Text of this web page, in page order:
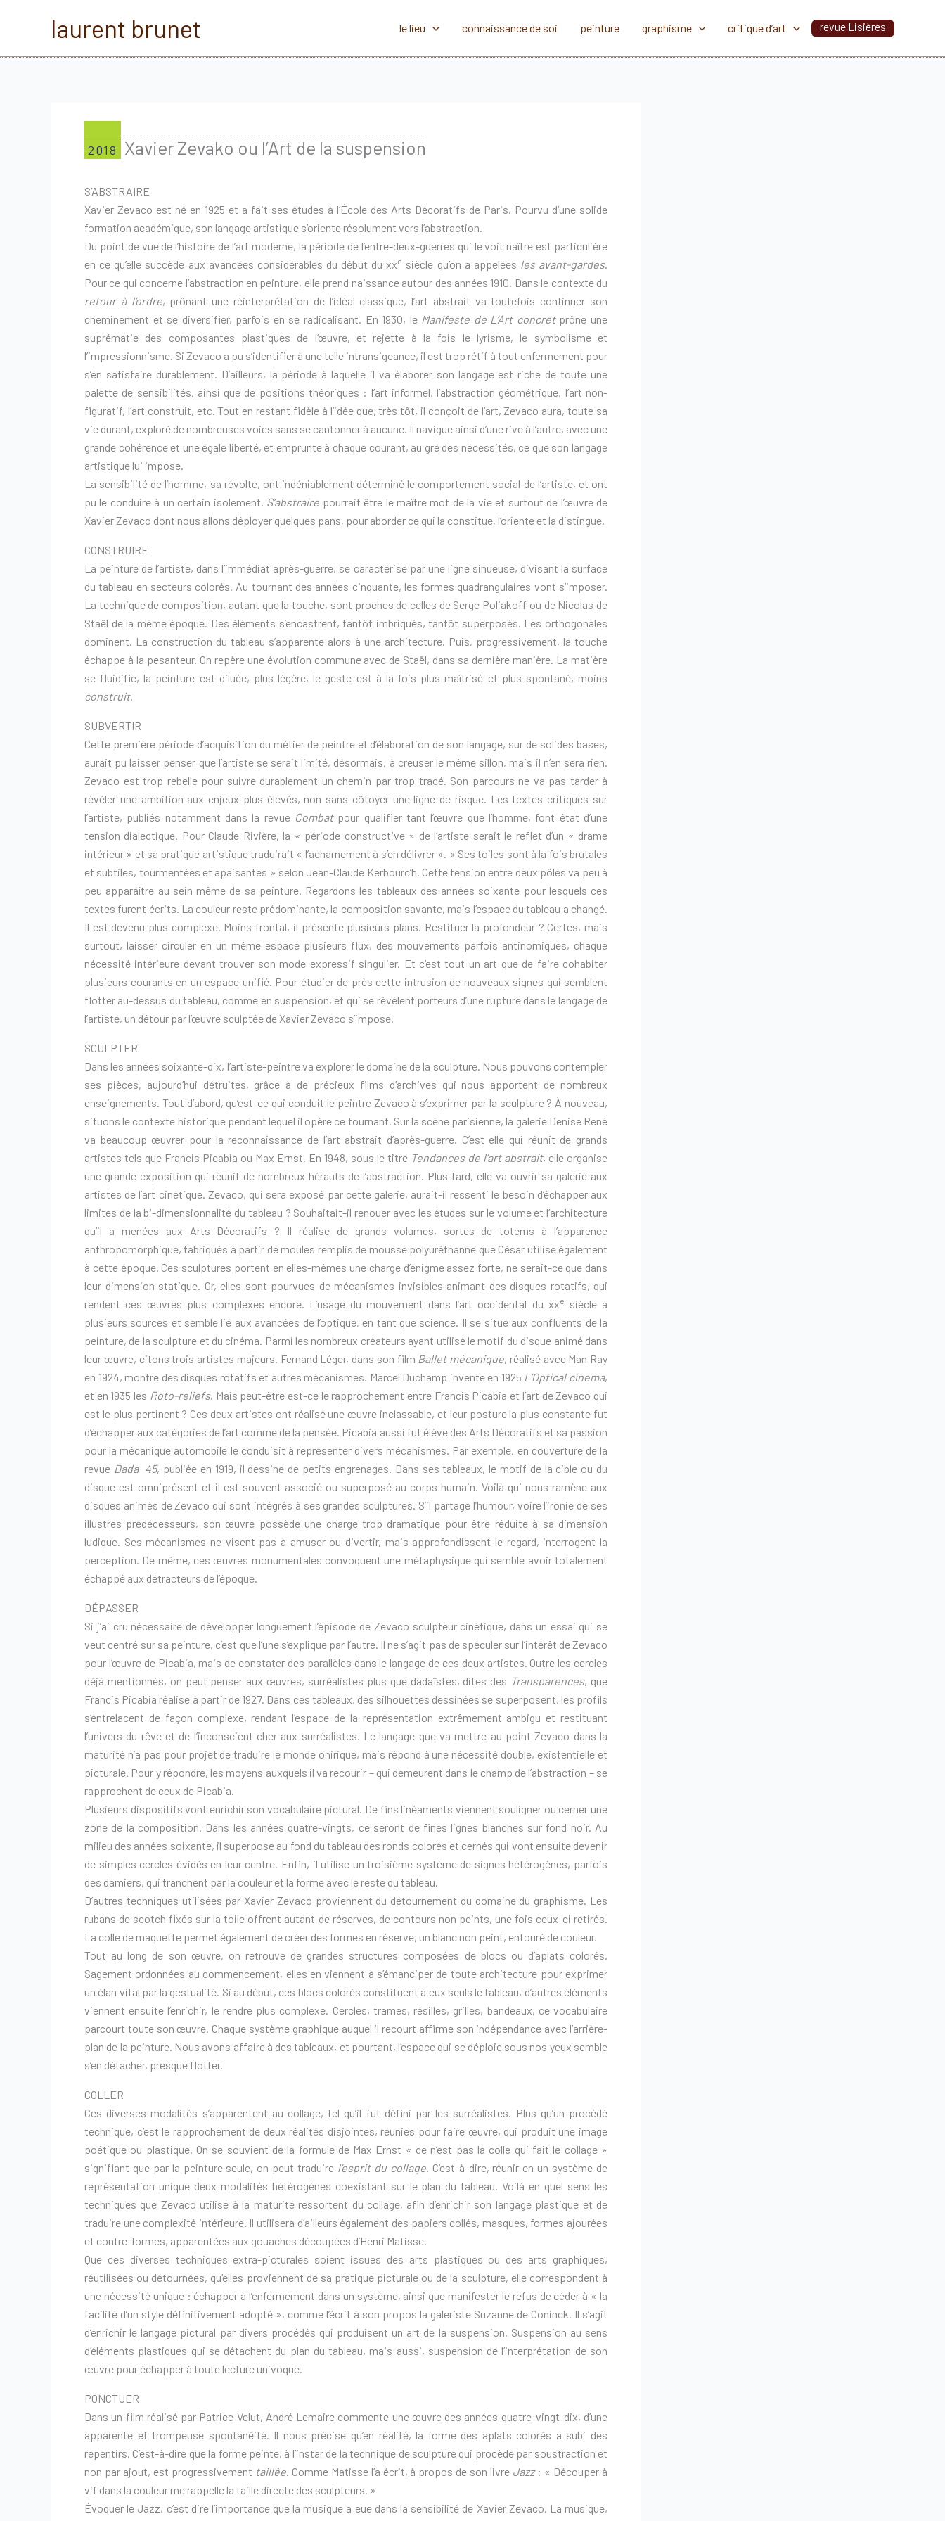
laurent brunet le lieu connaissance de soi peinture graphisme critique d’art revue Lisières
2018 Xavier Zevako ou l’Art de la suspension
S’ABSTRAIRE
Xavier Zevaco est né en 1925 et a fait ses études à l’École des Arts Décoratifs de Paris. Pourvu d’une solide
formation académique, son langage artistique s’oriente résolument vers l’abstraction.
Du point de vue de l’histoire de l’art moderne, la période de l’entre-deux-guerres qui le voit naître est particulière
en ce qu’elle succède aux avancées considérables du début du xxe siècle qu’on a appelées les avant-gardes.
Pour ce qui concerne l’abstraction en peinture, elle prend naissance autour des années 1910. Dans le contexte du
retour à l’ordre, prônant une réinterprétation de l’idéal classique, l’art abstrait va toutefois continuer son
cheminement et se diversifier, parfois en se radicalisant. En 1930, leManifeste de L’Art concretprône une
suprématie des composantes plastiques de l’œuvre, et rejette à la fois le lyrisme, le symbolisme et
l’impressionnisme. Si Zevaco a pu s’identifier à une telle intransigeance, il est trop rétif à tout enfermement pour
s’en satisfaire durablement. D’ailleurs, la période à laquelle il va élaborer son langage est riche de toute une
palette de sensibilités, ainsi que de positions théoriques : l’art informel, l’abstraction géométrique, l’art non-
figuratif, l’art construit, etc. Tout en restant fidèle à l’idée que, très tôt, il conçoit de l’art, Zevaco aura, toute sa
vie durant, exploré de nombreuses voies sans se cantonner à aucune. Il navigue ainsi d’une rive à l’autre, avec une
grande cohérence et une égale liberté, et emprunte à chaque courant, au gré des nécessités, ce que son langage
artistique lui impose.
La sensibilité de l’homme, sa révolte, ont indéniablement déterminé le comportement social de l’artiste, et ont
pu le conduire à un certain isolement. S’abstraire pourrait être le maître mot de la vie et surtout de l’œuvre de
Xavier Zevaco dont nous allons déployer quelques pans, pour aborder ce qui la constitue, l’oriente et la distingue.
CONSTRUIRE
La peinture de l’artiste, dans l’immédiat après-guerre, se caractérise par une ligne sinueuse, divisant la surface
du tableau en secteurs colorés. Au tournant des années cinquante, les formes quadrangulaires vont s’imposer.
La technique de composition, autant que la touche, sont proches de celles de Serge Poliakoff ou de Nicolas de
Staël de la même époque. Des éléments s’encastrent, tantôt imbriqués, tantôt superposés. Les orthogonales
dominent. La construction du tableau s’apparente alors à une architecture. Puis, progressivement, la touche
échappe à la pesanteur. On repère une évolution commune avec de Staël, dans sa dernière manière. La matière
se fluidifie, la peinture est diluée, plus légère, le geste est à la fois plus maîtrisé et plus spontané, moins
construit.
SUBVERTIR
Cette première période d’acquisition du métier de peintre et d’élaboration de son langage, sur de solides bases,
aurait pu laisser penser que l’artiste se serait limité, désormais, à creuser le même sillon, mais il n’en sera rien.
Zevaco est trop rebelle pour suivre durablement un chemin par trop tracé. Son parcours ne va pas tarder à
révéler une ambition aux enjeux plus élevés, non sans côtoyer une ligne de risque. Les textes critiques sur
l’artiste, publiés notamment dans la revue Combatpour qualifier tant l’œuvre que l’homme, font état d’une
tension dialectique. Pour Claude Rivière, la « période constructive » de l’artiste serait le reflet d’un « drame
intérieur » et sa pratique artistique traduirait « l’acharnement à s’en délivrer ». « Ses toiles sont à la fois brutales
et subtiles, tourmentées et apaisantes » selon Jean-Claude Kerbourc’h. Cette tension entre deux pôles va peu à
peu apparaître au sein même de sa peinture. Regardons les tableaux des années soixante pour lesquels ces
textes furent écrits. La couleur reste prédominante, la composition savante, mais l’espace du tableau a changé.
Il est devenu plus complexe. Moins frontal, il présente plusieurs plans. Restituer la profondeur ? Certes, mais
surtout, laisser circuler en un même espace plusieurs flux, des mouvements parfois antinomiques, chaque
nécessité intérieure devant trouver son mode expressif singulier. Et c’est tout un art que de faire cohabiter
plusieurs courants en un espace unifié. Pour étudier de près cette intrusion de nouveaux signes qui semblent
flotter au-dessus du tableau, comme en suspension, et qui se révèlent porteurs d’une rupture dans le langage de
l’artiste, un détour par l’œuvre sculptée de Xavier Zevaco s’impose.
SCULPTER
Dans les années soixante-dix, l’artiste-peintre va explorer le domaine de la sculpture. Nous pouvons contempler
ses pièces, aujourd’hui détruites, grâce à de précieux films d’archives qui nous apportent de nombreux
enseignements. Tout d’abord, qu’est-ce qui conduit le peintre Zevaco à s’exprimer par la sculpture ? À nouveau,
situons le contexte historique pendant lequel il opère ce tournant. Sur la scène parisienne, la galerie Denise René
va beaucoup œuvrer pour la reconnaissance de l’art abstrait d’après-guerre. C’est elle qui réunit de grands
artistes tels que Francis Picabia ou Max Ernst. En 1948, sous le titre Tendances de l’art abstrait, elle organise
une grande exposition qui réunit de nombreux hérauts de l’abstraction. Plus tard, elle va ouvrir sa galerie aux
artistes de l’art cinétique. Zevaco, qui sera exposé par cette galerie, aurait-il ressenti le besoin d’échapper aux
limites de la bi-dimensionnalité du tableau ? Souhaitait-il renouer avec les études sur le volume et l’architecture
qu’il a menées aux Arts Décoratifs ? Il réalise de grands volumes, sortes de totems à l’apparence
anthropomorphique, fabriqués à partir de moules remplis de mousse polyuréthanne que César utilise également
à cette époque. Ces sculptures portent en elles-mêmes une charge d’énigme assez forte, ne serait-ce que dans
leur dimension statique. Or, elles sont pourvues de mécanismes invisibles animant des disques rotatifs, qui
rendent ces œuvres plus complexes encore. L’usage du mouvement dans l’art occidental du xxe
siècle a
plusieurs sources et semble lié aux avancées de l’optique, en tant que science. Il se situe aux confluents de la
peinture, de la sculpture et du cinéma. Parmi les nombreux créateurs ayant utilisé le motif du disque animé dans
leur œuvre, citons trois artistes majeurs. Fernand Léger, dans son film Ballet mécanique, réalisé avec Man Ray
en 1924, montre des disques rotatifs et autres mécanismes. Marcel Duchamp invente en 1925 L’Optical cinema,
et en 1935 les Roto-reliefs. Mais peut-être est-ce le rapprochement entre Francis Picabia et l’art de Zevaco qui
est le plus pertinent ? Ces deux artistes ont réalisé une œuvre inclassable, et leur posture la plus constante fut
d’échapper aux catégories de l’art comme de la pensée. Picabia aussi fut élève des Arts Décoratifs et sa passion
pour la mécanique automobile le conduisit à représenter divers mécanismes. Par exemple, en couverture de la
revue Dada 45, publiée en 1919, il dessine de petits engrenages. Dans ses tableaux, le motif de la cible ou du
disque est omniprésent et il est souvent associé ou superposé au corps humain. Voilà qui nous ramène aux
disques animés de Zevaco qui sont intégrés à ses grandes sculptures. S’il partage l’humour, voire l’ironie de ses
illustres prédécesseurs, son œuvre possède une charge trop dramatique pour être réduite à sa dimension
ludique. Ses mécanismes ne visent pas à amuser ou divertir, mais approfondissent le regard, interrogent la
perception. De même, ces œuvres monumentales convoquent une métaphysique qui semble avoir totalement
échappé aux détracteurs de l’époque.
DÉPASSER
Si j’ai cru nécessaire de développer longuement l’épisode de Zevaco sculpteur cinétique, dans un essai qui se
veut centré sur sa peinture, c’est que l’une s’explique par l’autre. Il ne s’agit pas de spéculer sur l’intérêt de Zevaco
pour l’œuvre de Picabia, mais de constater des parallèles dans le langage de ces deux artistes. Outre les cercles
déjà mentionnés, on peut penser aux œuvres, surréalistes plus que dadaïstes, dites des Transparences, que
Francis Picabia réalise à partir de 1927. Dans ces tableaux, des silhouettes dessinées se superposent, les profils
s’entrelacent de façon complexe, rendant l’espace de la représentation extrêmement ambigu et restituant
l’univers du rêve et de l’inconscient cher aux surréalistes. Le langage que va mettre au point Zevaco dans la
maturité n’a pas pour projet de traduire le monde onirique, mais répond à une nécessité double, existentielle et
picturale. Pour y répondre, les moyens auxquels il va recourir – qui demeurent dans le champ de l’abstraction – se
rapprochent de ceux de Picabia.
Plusieurs dispositifs vont enrichir son vocabulaire pictural. De fins linéaments viennent souligner ou cerner une
zone de la composition. Dans les années quatre-vingts, ce seront de fines lignes blanches sur fond noir. Au
milieu des années soixante, il superpose au fond du tableau des ronds colorés et cernés qui vont ensuite devenir
de simples cercles évidés en leur centre. Enfin, il utilise un troisième système de signes hétérogènes, parfois
des damiers, qui tranchent par la couleur et la forme avec le reste du tableau.
D’autres techniques utilisées par Xavier Zevaco proviennent du détournement du domaine du graphisme. Les
rubans de scotch fixés sur la toile offrent autant de réserves, de contours non peints, une fois ceux-ci retirés.
La colle de maquette permet également de créer des formes en réserve, un blanc non peint, entouré de couleur.
Tout au long de son œuvre, on retrouve de grandes structures composées de blocs ou d’aplats colorés.
Sagement ordonnées au commencement, elles en viennent à s’émanciper de toute architecture pour exprimer
un élan vital par la gestualité. Si au début, ces blocs colorés constituent à eux seuls le tableau, d’autres éléments
viennent ensuite l’enrichir, le rendre plus complexe. Cercles, trames, résilles, grilles, bandeaux, ce vocabulaire
parcourt toute son œuvre. Chaque système graphique auquel il recourt affirme son indépendance avec l’arrière-
plan de la peinture. Nous avons affaire à des tableaux, et pourtant, l’espace qui se déploie sous nos yeux semble
s’en détacher, presque flotter.
COLLER
Ces diverses modalités s’apparentent au collage, tel qu’il fut défini par les surréalistes. Plus qu’un procédé
technique, c’est le rapprochement de deux réalités disjointes, réunies pour faire œuvre, qui produit une image
poétique ou plastique. On se souvient de la formule de Max Ernst « ce n’est pas la colle qui fait le collage »
signifiant que par la peinture seule, on peut traduire l’esprit du collage. C’est-à-dire, réunir en un système de
représentation unique deux modalités hétérogènes coexistant sur le plan du tableau. Voilà en quel sens les
techniques que Zevaco utilise à la maturité ressortent du collage, afin d’enrichir son langage plastique et de
traduire une complexité intérieure. Il utilisera d’ailleurs également des papiers collés, masques, formes ajourées
et contre-formes, apparentées aux gouaches découpées d’Henri Matisse.
Que ces diverses techniques extra-picturales soient issues des arts plastiques ou des arts graphiques,
réutilisées ou détournées, qu’elles proviennent de sa pratique picturale ou de la sculpture, elle correspondent à
une nécessité unique : échapper à l’enfermement dans un système, ainsi que manifester le refus de céder à « la
facilité d’un style définitivement adopté », comme l’écrit à son propos la galeriste Suzanne de Coninck. Il s’agit
d’enrichir le langage pictural par divers procédés qui produisent un art de la suspension. Suspension au sens
d’éléments plastiques qui se détachent du plan du tableau, mais aussi, suspension de l’interprétation de son
œuvre pour échapper à toute lecture univoque.
PONCTUER
Dans un film réalisé par Patrice Velut, André Lemaire commente une œuvre des années quatre-vingt-dix, d’une
apparente et trompeuse spontanéité. Il nous précise qu’en réalité, la forme des aplats colorés a subi des
repentirs. C’est-à-dire que la forme peinte, à l’instar de la technique de sculpture qui procède par soustraction et
non par ajout, est progressivement taillée. Comme Matisse l’a écrit, à propos de son livre Jazz: « Découper à
vif dans la couleur me rappelle la taille directe des sculpteurs. »
Évoquer le Jazz, c’est dire l’importance que la musique a eue dans la sensibilité de Xavier Zevaco. La musique,